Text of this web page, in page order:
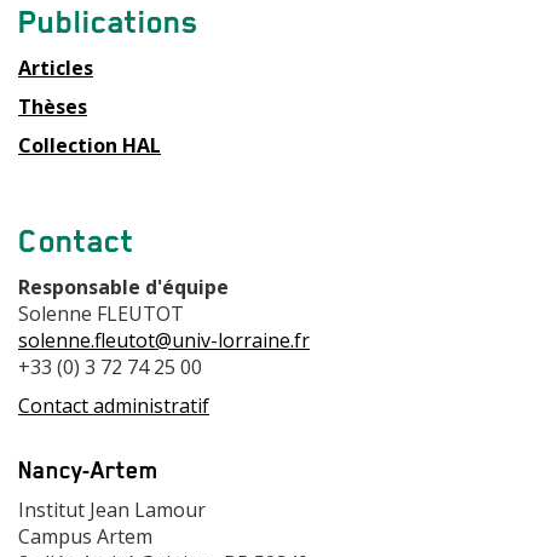
Contact
équipe
Publications
Articles
Thèses
Collection HAL
Contact
Responsable d'équipe
Solenne FLEUTOT
solenne.fleutot@univ-lorraine.fr
+33 (0) 3 72 74 25 00
Contact administratif
Nancy-Artem
Adresse
Institut Jean Lamour
Campus Artem